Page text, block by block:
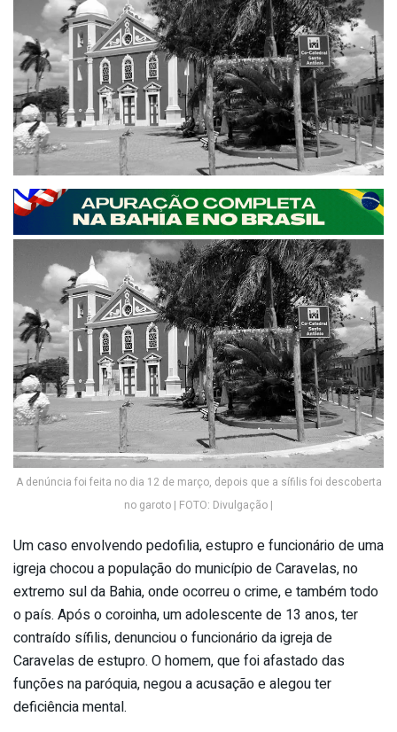
A denúncia foi feita no dia 12 de março, depois que a sífilis foi descoberta
no garoto | FOTO: Divulgação |
Um caso envolvendo pedofilia, estupro e funcionário de uma
igreja chocou a população do município de Caravelas, no
extremo sul da Bahia, onde ocorreu o crime, e também todo
o país. Após o coroinha, um adolescente de 13 anos, ter
contraído sífilis, denunciou o funcionário da igreja de
Caravelas de estupro. O homem, que foi afastado das
funções na paróquia, negou a acusação e alegou ter
deficiência mental.